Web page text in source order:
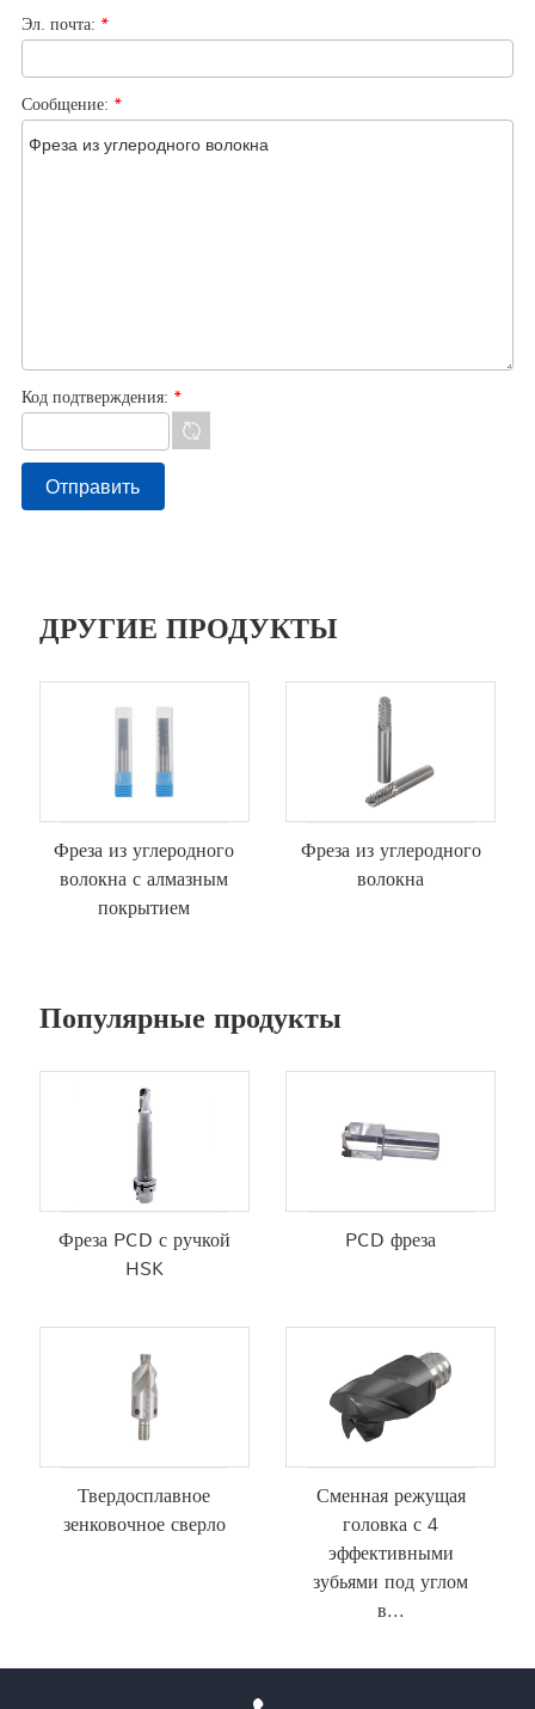
Эл. почта: *
Сообщение: *
Код подтверждения: *
ДРУГИЕ ПРОДУКТЫ
Фреза из углеродного
волокна с алмазным
покрытием
Фреза из углеродного
волокна
Популярные продукты
Фреза PCD с ручкой
HSK
PCD фреза
Твердосплавное
зенковочное сверло
Сменная режущая
головка с 4
эффективными
зубьями под углом
в...